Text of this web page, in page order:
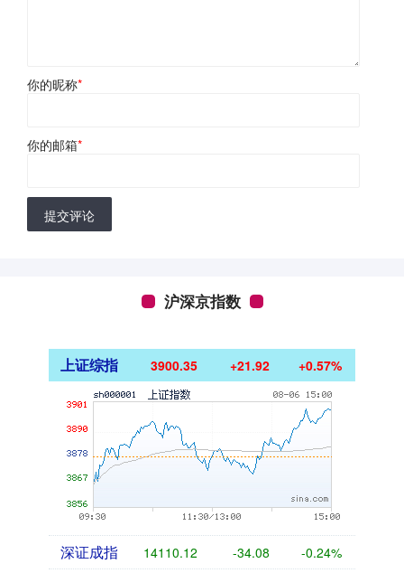
你的昵称*
你的邮箱*
提交评论
沪深京指数
上证综指 3900.35 +21.92 +0.57%
深证成指 14110.12 -34.08 -0.24%